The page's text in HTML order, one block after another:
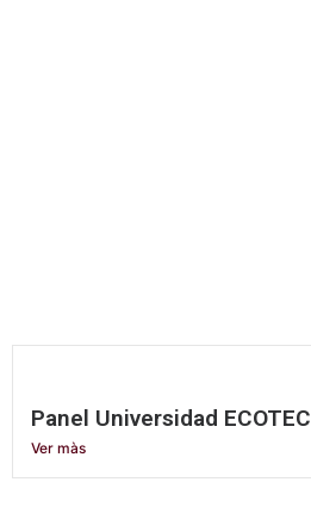
Panel Universidad ECOTEC
Ver màs